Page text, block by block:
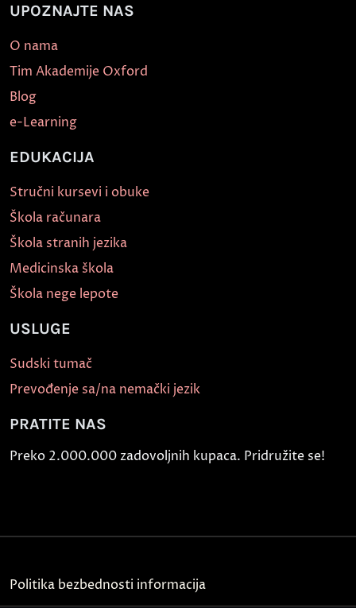
UPOZNAJTE NAS
O nama
Tim Akademije Oxford
Blog
e-Learning
EDUKACIJA
Stručni kursevi i obuke
Škola računara
Škola stranih jezika
Medicinska škola
Škola nege lepote
USLUGE
Sudski tumač
Prevođenje sa/na nemački jezik
PRATITE NAS
Preko 2.000.000 zadovoljnih kupaca. Pridružite se!
Politika bezbednosti informacija